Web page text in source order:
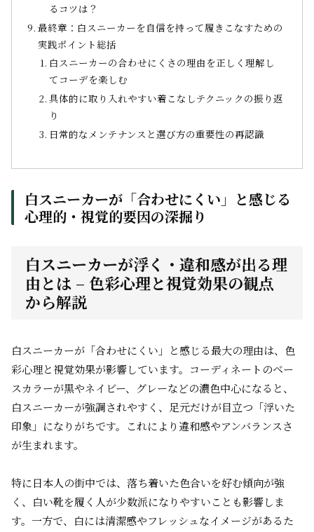
るコツは？
最終章：白スニーカーを自信を持って履きこなすための
実践ポイント総括
白スニーカーの合わせにくさの理由を正しく理解し
てコーデを楽しむ
具体的に取り入れやすい着こなしテクニックの振り返
り
日常的なメンテナンスと選び方の重要性の再認識
白スニーカーが「合わせにくい」と感じる
心理的・視覚的要因の深掘り
白スニーカーが浮く・違和感が出る理
由とは – 色彩心理と視覚効果の観点
から解説
白スニーカーが「合わせにくい」と感じる最大の理由は、色
彩心理と視覚効果が影響しています。コーディネートのベー
スカラーが黒やネイビー、グレーなどの濃色中心になると、
白スニーカーが強調されやすく、足元だけが目立つ「浮いた
印象」になりがちです。これにより違和感やアンバランスさ
が生まれます。
特に日本人の街中では、落ち着いた色合いを好む傾向が強
く、白い靴を履く人が少数派になりやすいことも影響しま
す。一方で、白には清潔感やフレッシュなイメージがあるた